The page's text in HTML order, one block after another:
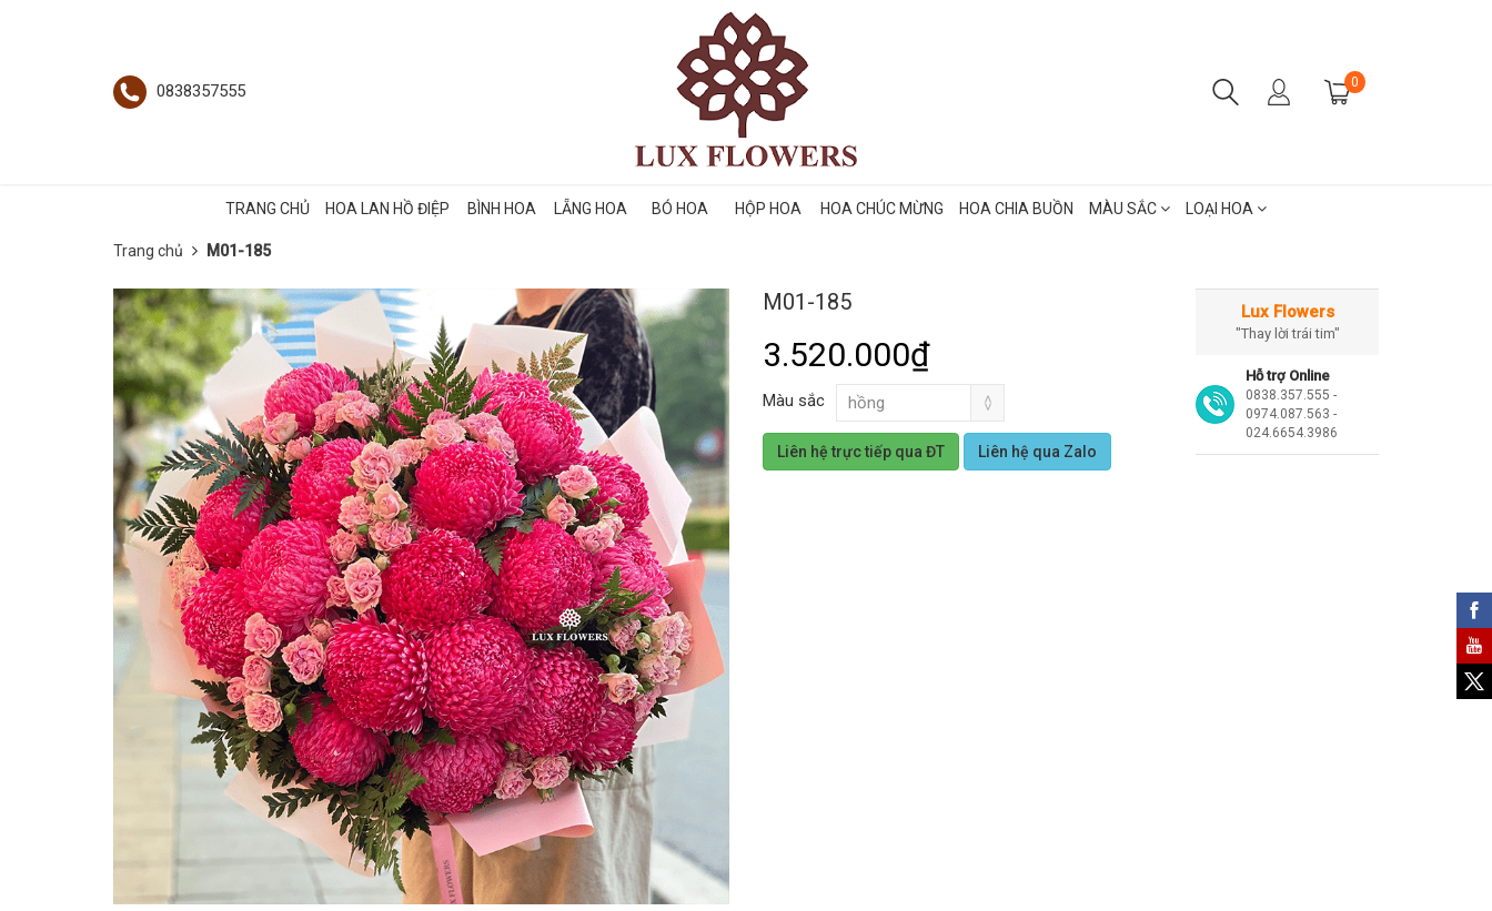
0838357555 0
TRANG CHỦ HOA LAN HỒ ĐIỆP BÌNH HOA LẴNG HOA BÓ HOA HỘP HOA HOA CHÚC MỪNG HOA CHIA BUỒN MÀU SẮC LOẠI HOA
Trang chủ M01-185
M01-185
3.520.000₫
Màu sắc
Liên hệ trực tiếp qua ĐT Liên hệ qua Zalo
Lux Flowers
"Thay lời trái tim"
Hỗ trợ Online
0838.357.555 -
0974.087.563 -
024.6654.3986